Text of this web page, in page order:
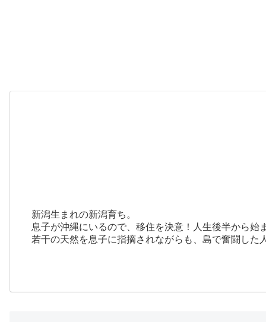
新潟生まれの新潟育ち。
息子が沖縄にいるので、移住を決意！人生後半から
若干の天然を息子に指摘されながらも、島で奮闘した